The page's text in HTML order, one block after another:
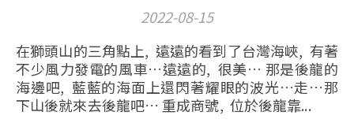
2022-08-15
在獅頭山的三角點上, 遠遠的看到了台灣海峽, 有著
不少風力發電的風車…遠遠的, 很美… 那是後龍的
海邊吧, 藍藍的海面上還閃著耀眼的波光…走…那
下山後就來去後龍吧… 重成商號, 位於後龍靠...